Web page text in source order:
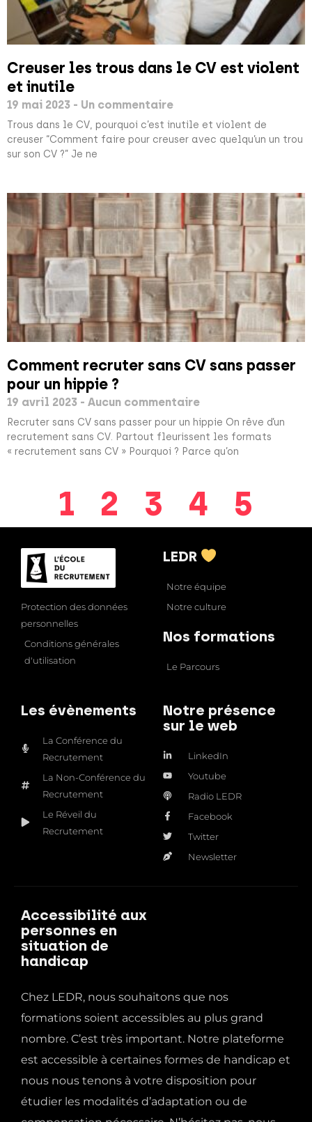
Creuser les trous dans le CV est violent
et inutile
19 mai 2023 Un commentaire
Trous dans le CV, pourquoi c’est inutile et violent de
creuser “Comment faire pour creuser avec quelqu’un un trou
sur son CV ?” Je ne
Comment recruter sans CV sans passer
pour un hippie ?
19 avril 2023 Aucun commentaire
Recruter sans CV sans passer pour un hippie On rêve d’un
recrutement sans CV. Partout fleurissent les formats
« recrutement sans CV » Pourquoi ? Parce qu’on
1 2 3 4 5
Protection des données
personnelles
Conditions générales
d'utilisation
LEDR
Notre équipe
Notre culture
Nos formations
Le Parcours
Les évènements
La Conférence du
Recrutement
La Non-Conférence du
Recrutement
Le Réveil du
Recrutement
Notre présence
sur le web
LinkedIn
Youtube
Radio LEDR
Facebook
Twitter
Newsletter
Accessibilité aux
personnes en
situation de
handicap
Chez LEDR, nous souhaitons que nos
formations soient accessibles au plus grand
nombre. C’est très important. Notre plateforme
est accessible à certaines formes de handicap et
nous nous tenons à votre disposition pour
étudier les modalités d’adaptation ou de